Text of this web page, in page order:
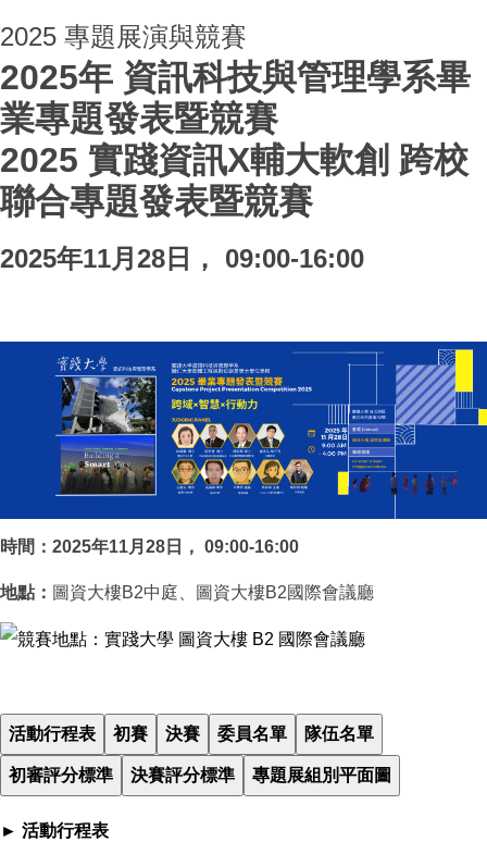
2025 專題展演與競賽
2025年 資訊科技與管理學系畢
業專題發表暨競賽
2025 實踐資訊X輔大軟創 跨校
聯合專題發表暨競賽
2025年11月 28 日， 09:00-16:00
時間：2025年11月 28 日， 09:00-16:00
地點： 圖資大樓B2中庭、圖資大樓B2國際會議廳
► 活動行程表